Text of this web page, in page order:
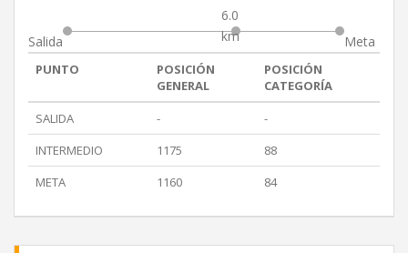
Salida
6.0
km
Meta
PUNTO
POSICIÓN
GENERAL
POSICIÓN
CATEGORÍA
SALIDA
-
-
INTERMEDIO
1175
88
META
1160 84